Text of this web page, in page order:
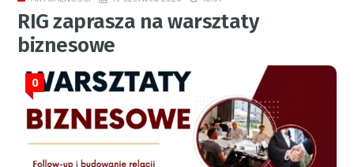
RIG zaprasza na warsztaty
biznesowe
0